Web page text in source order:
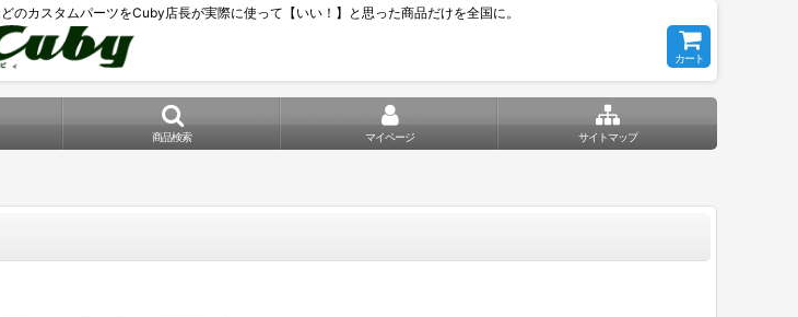
カスタムパーツをCuby店長が実際に使って【いい！】と思った商品だけを全国に。
カート
商品検索 マイページ サイトマップ